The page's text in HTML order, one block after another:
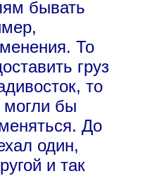
бывать
То
груз
то
могли бы
До
один,
и так